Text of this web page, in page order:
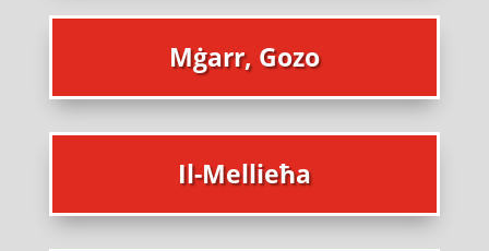
Mġarr, Gozo
Il-Mellieħa